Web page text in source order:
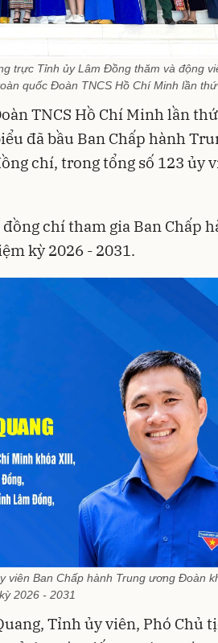
trực Tỉnh ủy Lâm Đồng thăm và động
quốc Đoàn TNCS Hồ Chí Minh lần
TNCS Hồ Chí Minh lần
đã bầu Ban Chấp hành
chí, trong tổng số 123 ủy
chí tham gia Ban Chấp
kỳ 2026 - 2031.
Ban Chấp hành Trung ương Đoàn
2026 - 2031
Tỉnh ủy viên, Phó Chủ